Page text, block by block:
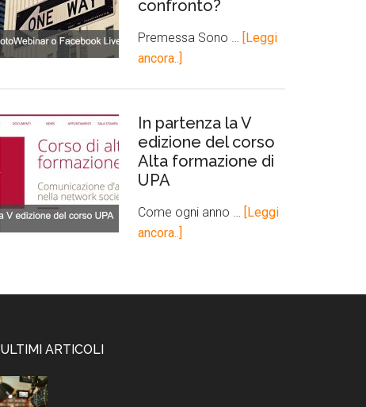
confronto?
Premessa Sono …
[Leggi
ancora..]
In partenza la V
edizione del corso
Alta formazione di
UPA
Come ogni anno …
[Leggi
ancora..]
ULTIMI ARTICOLI